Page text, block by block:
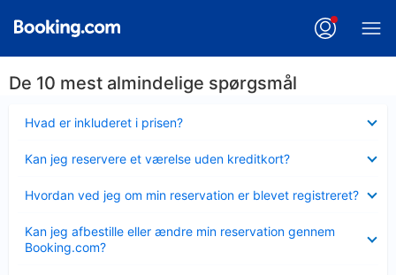
De 10 mest almindelige spørgsmål
Hvad er inkluderet i prisen?
Kan jeg reservere et værelse uden kreditkort?
Hvordan ved jeg om min reservation er blevet registreret?
Kan jeg afbestille eller ændre min reservation gennem
Booking.com?